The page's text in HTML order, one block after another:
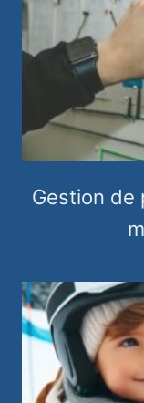
Gestion de